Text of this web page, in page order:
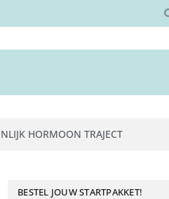
HORMOON TRAJECT
BESTEL JOUW STARTPAKKET!